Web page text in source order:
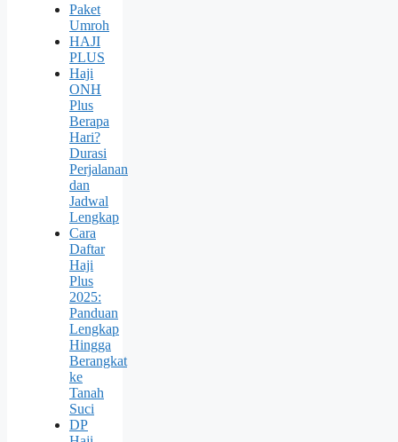
Paket
Umroh
HAJI
PLUS
Haji
ONH
Plus
Berapa
Hari?
Durasi
Perjalanan
dan
Jadwal
Lengkap
Cara
Daftar
Haji
Plus
2025:
Panduan
Lengkap
Hingga
Berangkat
ke
Tanah
Suci
DP